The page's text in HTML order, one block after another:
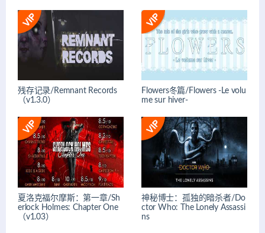
残存记录/Remnant Records
（v1.3.0）
Flowers冬篇/Flowers -Le volu
me sur hiver-
夏洛克福尔摩斯：第一章/Sh
erlock Holmes: Chapter One
（v1.03）
神秘博士：孤独的暗杀者/Do
ctor Who: The Lonely Assassi
ns